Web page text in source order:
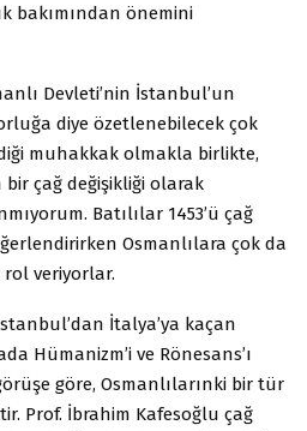
bakımından önemini
Devleti’nin İstanbul’un
diye özetlenebilecek çok
muhakkak olmakla birlikte,
çağ değişikliği olarak
Batılılar 1453’ü çağ
Osmanlılara çok da
veriyorlar.
İtalya’ya kaçan
Hümanizm’i ve Rönesans’ı
göre, Osmanlılarınki bir tür
Prof. İbrahim Kafesoğlu çağ